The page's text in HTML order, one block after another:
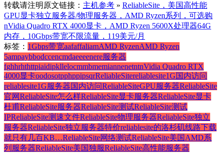
转载请注明原文链接： 主机参考 » ReliableSite，美国高性能
GPU显卡独立服务器/物理服务器，AMD Ryzen系列，可选购
nVidia Quadro RTX 4000显卡，AMD Ryzen 5600X处理器64G
内存，10Gbps带宽不限流量，119美元/月
标签： 1Gbps带宽aafaffaliamAMD RyzenAMD Ryzen
5ampaybbodccencmdaeeeenere服务器
fghhrhthttpiaidipkllelocmmbmemiannenetntnVidia Quadro RTX
4000显卡oodosotpphppipsqrReliableSitereliablesite1G国内访问
reliablesite1G服务器国内访问ReliableSiteGPU服务器ReliableSite
官网ReliableSite怎么样ReliableSite显卡服务器ReliableSite显卡
杜甫ReliableSite服务器ReliableSite测试ReliableSite测试
IPReliableSite测速文件ReliableSite物理服务器ReliableSite独立
服务器ReliableSite独立服务器特价reliablesite的洛杉矶线路下载
就只有几百KB…ReliableSite网络测试ReliableSite美国AMD系
列服务器ReliableSite美国独服ReliableSite高性能服务器